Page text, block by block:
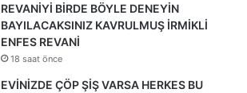
REVANİYİ BİRDE BÖYLE DENEYİN
BAYILACAKSINIZ KAVRULMUŞ İRMİKLİ
ENFES REVANİ
18 saat önce
EVİNİZDE ÇÖP ŞİŞ VARSA HERKES BU